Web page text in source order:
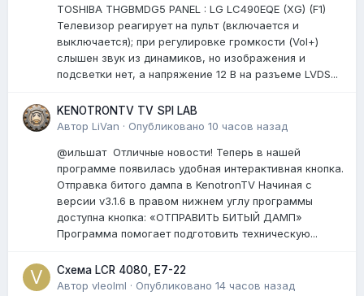
TOSHIBA THGBMDG5 PANEL : LG LC490EQE (XG) (F1)
Телевизор реагирует на пульт (включается и
выключается); при регулировке громкости (Vol+)
слышен звук из динамиков, но изображения и
подсветки нет, а напряжение 12 В на разъеме LVDS...
KENOTRONTV TV SPI LAB
Автор LiVan · Опубликовано 10 часов назад
@ильшат Отличные новости! Теперь в нашей
программе появилась удобная интерактивная кнопка.
Отправка битого дампа в KenotronTV Начиная с
версии v3.1.6 в правом нижнем углу программы
доступна кнопка: «ОТПРАВИТЬ БИТЫЙ ДАМП»
Программа помогает подготовить техническую...
Схема LCR 4080, E7-22
Автор vleolml · Опубликовано 14 часов назад